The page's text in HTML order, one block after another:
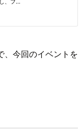
、今回のイベントを